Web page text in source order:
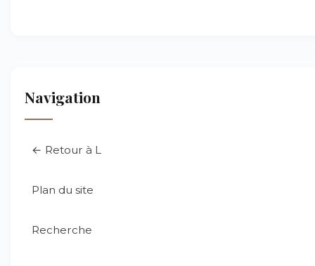
Navigation
← Retour à L
Plan du site
Recherche